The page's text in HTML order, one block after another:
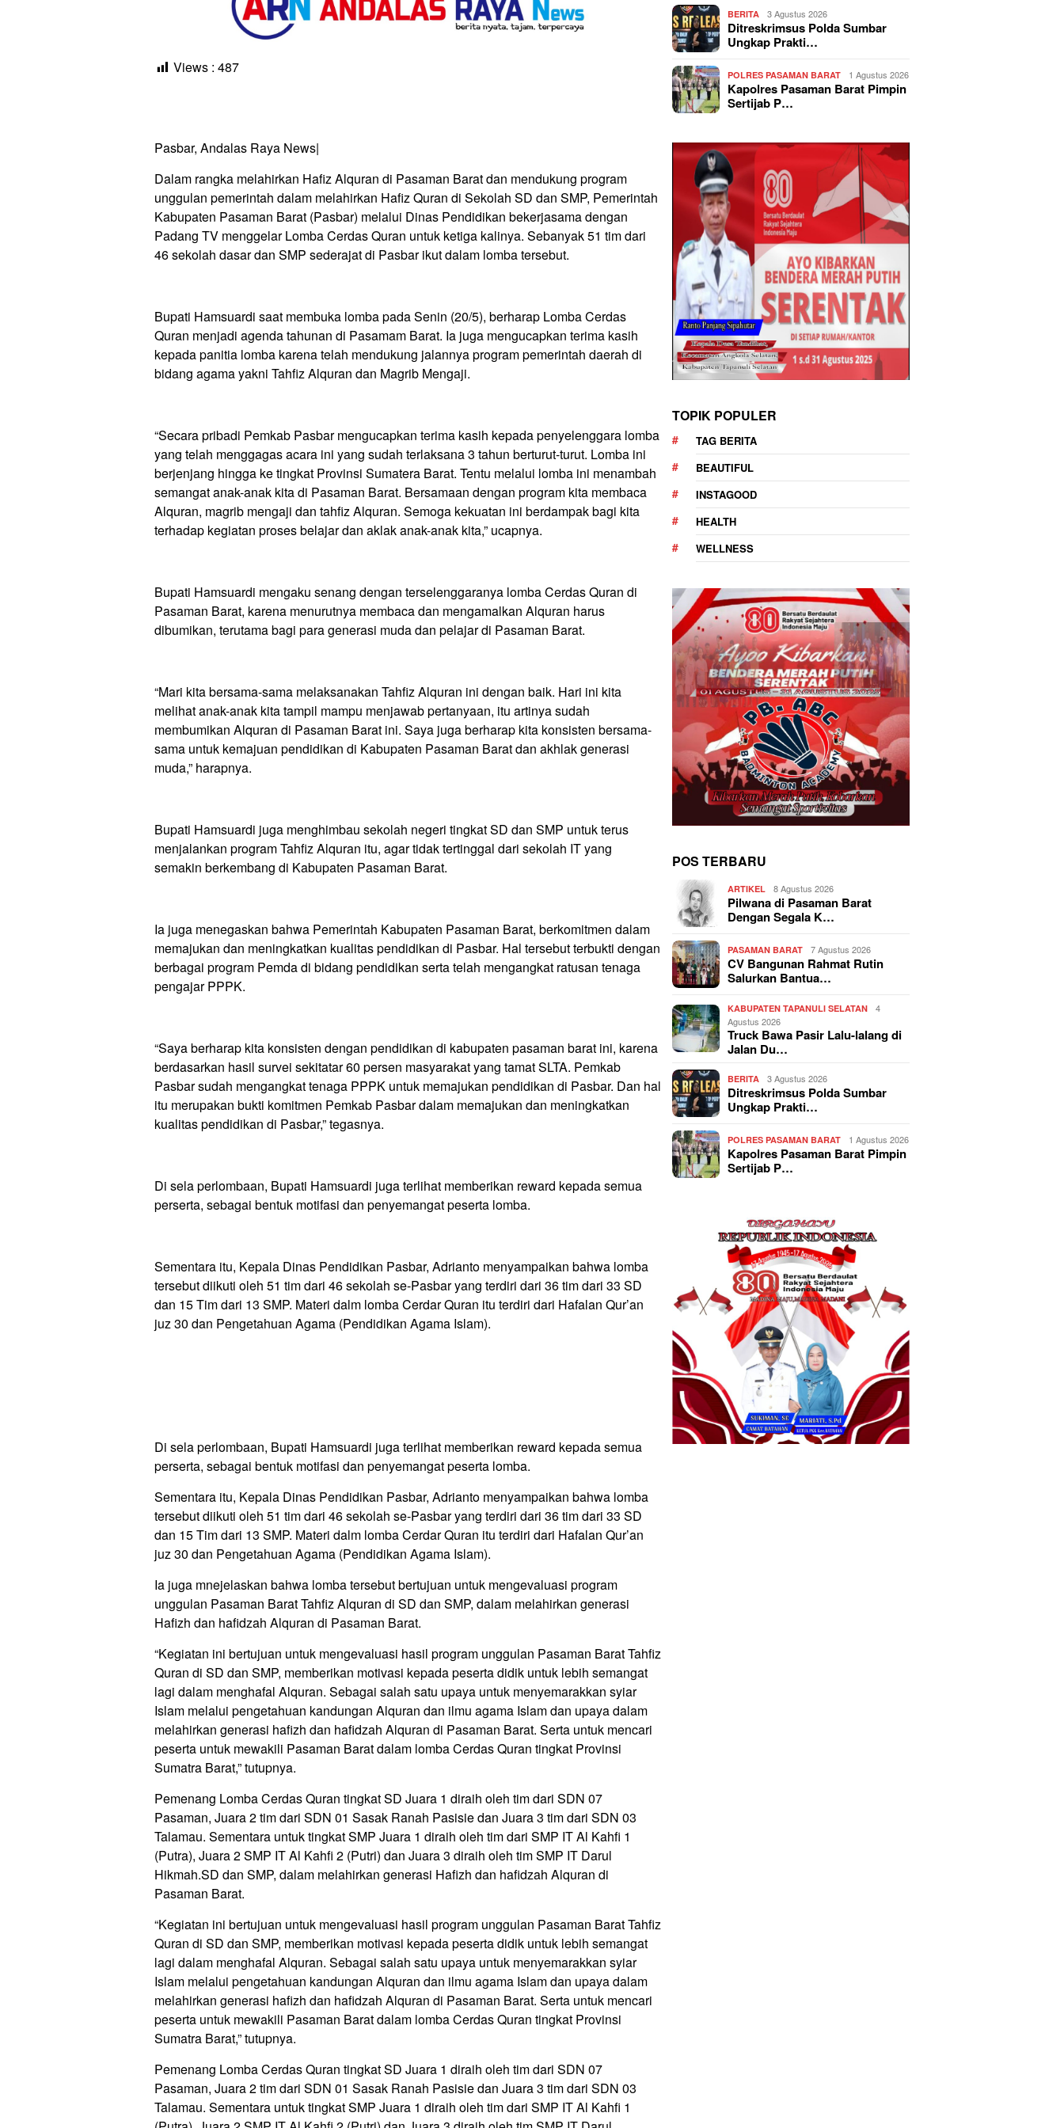
Views : 487
Pasbar, Andalas Raya News|
Dalam rangka melahirkan Hafiz Alquran di Pasaman Barat dan mendukung program
unggulan pemerintah dalam melahirkan Hafiz Quran di Sekolah SD dan SMP, Pemerintah
Kabupaten Pasaman Barat (Pasbar) melalui Dinas Pendidikan bekerjasama dengan
Padang TV menggelar Lomba Cerdas Quran untuk ketiga kalinya. Sebanyak 51 tim dari
46 sekolah dasar dan SMP sederajat di Pasbar ikut dalam lomba tersebut.
Bupati Hamsuardi saat membuka lomba pada Senin (20/5), berharap Lomba Cerdas
Quran menjadi agenda tahunan di Pasamam Barat. Ia juga mengucapkan terima kasih
kepada panitia lomba karena telah mendukung jalannya program pemerintah daerah di
bidang agama yakni Tahfiz Alquran dan Magrib Mengaji.
“Secara pribadi Pemkab Pasbar mengucapkan terima kasih kepada penyelenggara lomba
yang telah menggagas acara ini yang sudah terlaksana 3 tahun berturut-turut. Lomba ini
berjenjang hingga ke tingkat Provinsi Sumatera Barat. Tentu melalui lomba ini menambah
semangat anak-anak kita di Pasaman Barat. Bersamaan dengan program kita membaca
Alquran, magrib mengaji dan tahfiz Alquran. Semoga kekuatan ini berdampak bagi kita
terhadap kegiatan proses belajar dan aklak anak-anak kita,” ucapnya.
Bupati Hamsuardi mengaku senang dengan terselenggaranya lomba Cerdas Quran di
Pasaman Barat, karena menurutnya membaca dan mengamalkan Alquran harus
dibumikan, terutama bagi para generasi muda dan pelajar di Pasaman Barat.
“Mari kita bersama-sama melaksanakan Tahfiz Alquran ini dengan baik. Hari ini kita
melihat anak-anak kita tampil mampu menjawab pertanyaan, itu artinya sudah
membumikan Alquran di Pasaman Barat ini. Saya juga berharap kita konsisten bersama-
sama untuk kemajuan pendidikan di Kabupaten Pasaman Barat dan akhlak generasi
muda,” harapnya.
Bupati Hamsuardi juga menghimbau sekolah negeri tingkat SD dan SMP untuk terus
menjalankan program Tahfiz Alquran itu, agar tidak tertinggal dari sekolah IT yang
semakin berkembang di Kabupaten Pasaman Barat.
Ia juga menegaskan bahwa Pemerintah Kabupaten Pasaman Barat, berkomitmen dalam
memajukan dan meningkatkan kualitas pendidikan di Pasbar. Hal tersebut terbukti dengan
berbagai program Pemda di bidang pendidikan serta telah mengangkat ratusan tenaga
pengajar PPPK.
“Saya berharap kita konsisten dengan pendidikan di kabupaten pasaman barat ini, karena
berdasarkan hasil survei sekitatar 60 persen masyarakat yang tamat SLTA. Pemkab
Pasbar sudah mengangkat tenaga PPPK untuk memajukan pendidikan di Pasbar. Dan hal
itu merupakan bukti komitmen Pemkab Pasbar dalam memajukan dan meningkatkan
kualitas pendidikan di Pasbar,” tegasnya.
Di sela perlombaan, Bupati Hamsuardi juga terlihat memberikan reward kepada semua
perserta, sebagai bentuk motifasi dan penyemangat peserta lomba.
Sementara itu, Kepala Dinas Pendidikan Pasbar, Adrianto menyampaikan bahwa lomba
tersebut diikuti oleh 51 tim dari 46 sekolah se-Pasbar yang terdiri dari 36 tim dari 33 SD
dan 15 Tim dari 13 SMP. Materi dalm lomba Cerdar Quran itu terdiri dari Hafalan Qur’an
juz 30 dan Pengetahuan Agama (Pendidikan Agama Islam).
Di sela perlombaan, Bupati Hamsuardi juga terlihat memberikan reward kepada semua
perserta, sebagai bentuk motifasi dan penyemangat peserta lomba.
Sementara itu, Kepala Dinas Pendidikan Pasbar, Adrianto menyampaikan bahwa lomba
tersebut diikuti oleh 51 tim dari 46 sekolah se-Pasbar yang terdiri dari 36 tim dari 33 SD
dan 15 Tim dari 13 SMP. Materi dalm lomba Cerdar Quran itu terdiri dari Hafalan Qur’an
juz 30 dan Pengetahuan Agama (Pendidikan Agama Islam).
Ia juga mnejelaskan bahwa lomba tersebut bertujuan untuk mengevaluasi program
unggulan Pasaman Barat Tahfiz Alquran di SD dan SMP, dalam melahirkan generasi
Hafizh dan hafidzah Alquran di Pasaman Barat.
“Kegiatan ini bertujuan untuk mengevaluasi hasil program unggulan Pasaman Barat Tahfiz
Quran di SD dan SMP, memberikan motivasi kepada peserta didik untuk lebih semangat
lagi dalam menghafal Alquran. Sebagai salah satu upaya untuk menyemarakkan syiar
Islam melalui pengetahuan kandungan Alquran dan ilmu agama Islam dan upaya dalam
melahirkan generasi hafizh dan hafidzah Alquran di Pasaman Barat. Serta untuk mencari
peserta untuk mewakili Pasaman Barat dalam lomba Cerdas Quran tingkat Provinsi
Sumatra Barat,” tutupnya.
Pemenang Lomba Cerdas Quran tingkat SD Juara 1 diraih oleh tim dari SDN 07
Pasaman, Juara 2 tim dari SDN 01 Sasak Ranah Pasisie dan Juara 3 tim dari SDN 03
Talamau. Sementara untuk tingkat SMP Juara 1 diraih oleh tim dari SMP IT Al Kahfi 1
(Putra), Juara 2 SMP IT Al Kahfi 2 (Putri) dan Juara 3 diraih oleh tim SMP IT Darul
Hikmah.SD dan SMP, dalam melahirkan generasi Hafizh dan hafidzah Alquran di
Pasaman Barat.
“Kegiatan ini bertujuan untuk mengevaluasi hasil program unggulan Pasaman Barat Tahfiz
Quran di SD dan SMP, memberikan motivasi kepada peserta didik untuk lebih semangat
lagi dalam menghafal Alquran. Sebagai salah satu upaya untuk menyemarakkan syiar
Islam melalui pengetahuan kandungan Alquran dan ilmu agama Islam dan upaya dalam
melahirkan generasi hafizh dan hafidzah Alquran di Pasaman Barat. Serta untuk mencari
peserta untuk mewakili Pasaman Barat dalam lomba Cerdas Quran tingkat Provinsi
Sumatra Barat,” tutupnya.
Pemenang Lomba Cerdas Quran tingkat SD Juara 1 diraih oleh tim dari SDN 07
Pasaman, Juara 2 tim dari SDN 01 Sasak Ranah Pasisie dan Juara 3 tim dari SDN 03
Talamau. Sementara untuk tingkat SMP Juara 1 diraih oleh tim dari SMP IT Al Kahfi 1
BERITA 3 Agustus 2026
Ditreskrimsus Polda Sumbar
Ungkap Prakti…
POLRES PASAMAN BARAT 1 Agustus 2026
Kapolres Pasaman Barat Pimpin
Sertijab P…
TOPIK POPULER
TAG BERITA
BEAUTIFUL
INSTAGOOD
HEALTH
WELLNESS
POS TERBARU
ARTIKEL 8 Agustus 2026
Pilwana di Pasaman Barat
Dengan Segala K…
PASAMAN BARAT 7 Agustus 2026
CV Bangunan Rahmat Rutin
Salurkan Bantua…
KABUPATEN TAPANULI SELATAN
4
Agustus 2026
Truck Bawa Pasir Lalu-lalang di
Jalan Du…
BERITA 3 Agustus 2026
Ditreskrimsus Polda Sumbar
Ungkap Prakti…
POLRES PASAMAN BARAT 1 Agustus 2026
Kapolres Pasaman Barat Pimpin
Sertijab P…